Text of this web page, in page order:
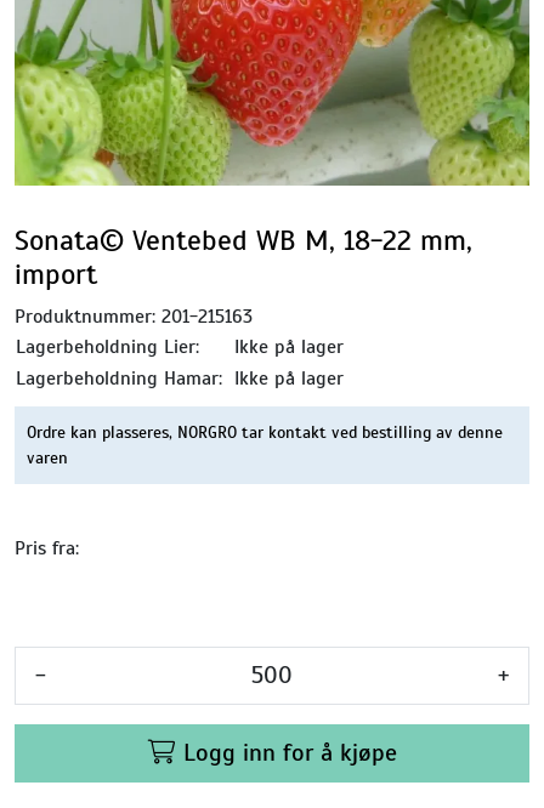
Sonata© Ventebed WB M, 18-22 mm,
import
Produktnummer: 201-215163
Lagerbeholdning Lier:
Ikke på lager
Lagerbeholdning Hamar: Ikke på lager
Ordre kan plasseres, NORGRO tar kontakt ved bestilling av denne
varen
Pris fra:
- +
Logg inn for å kjøpe